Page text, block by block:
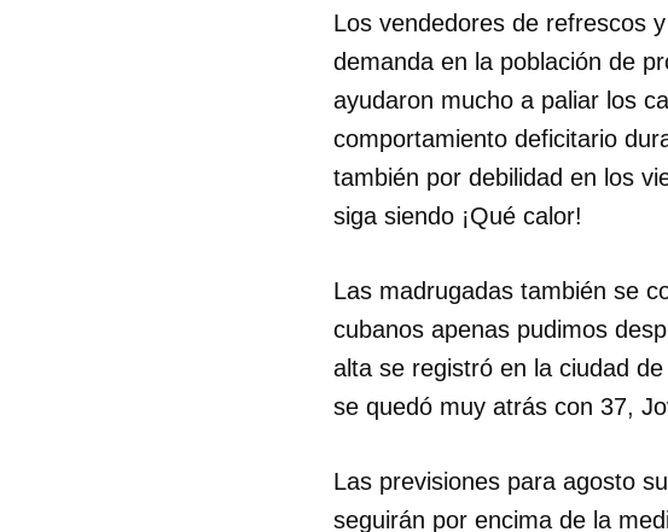
Los vendedores de refrescos
demanda en la población de
ayudaron mucho a paliar los
comportamiento deficitario
también por debilidad en los
siga siendo ¡Qué calor!
Las madrugadas también se
cubanos apenas pudimos
alta se registró en la ciudad
se quedó muy atrás con 37,
Las previsiones para agosto
seguirán por encima de la